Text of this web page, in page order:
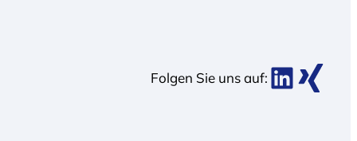
Folgen Sie uns auf: BDK bei
BDK bei Xing